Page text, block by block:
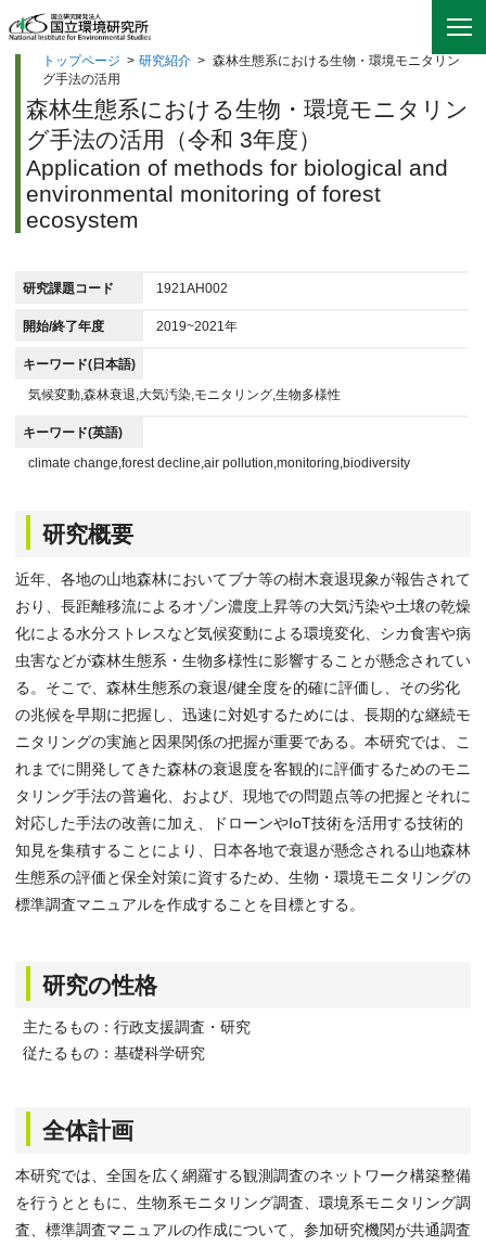
トップページ > 研究紹介 > 森林生態系における生物・環境モニタリン
グ手法の活用
森林生態系における生物・環境モニタリン
グ手法の活用（令和 3年度）
Application of methods for biological and
environmental monitoring of forest
ecosystem
研究課題コード 1921AH002
開始/終了年度 2019~2021年
キーワード(日本語)
気候変動,森林衰退,大気汚染,モニタリング,生物多様性
キーワード(英語)
climate change,forest decline,air pollution,monitoring,biodiversity
研究概要
近年、各地の山地森林においてブナ等の樹木衰退現象が報告されて
おり、長距離移流によるオゾン濃度上昇等の大気汚染や土壌の乾燥
化による水分ストレスなど気候変動による環境変化、シカ食害や病
虫害などが森林生態系・生物多様性に影響することが懸念されてい
る。そこで、森林生態系の衰退/健全度を的確に評価し、その劣化
の兆候を早期に把握し、迅速に対処するためには、長期的な継続モ
ニタリングの実施と因果関係の把握が重要である。本研究では、こ
れまでに開発してきた森林の衰退度を客観的に評価するためのモニ
タリング手法の普遍化、および、現地での問題点等の把握とそれに
対応した手法の改善に加え、ドローンやIoT技術を活用する技術的
知見を集積することにより、日本各地で衰退が懸念される山地森林
生態系の評価と保全対策に資するため、生物・環境モニタリングの
標準調査マニュアルを作成することを目標とする。
研究の性格
主たるもの：行政支援調査・研究
従たるもの：基礎科学研究
全体計画
本研究では、全国を広く網羅する観測調査のネットワーク構築整備
を行うとともに、生物系モニタリング調査、環境系モニタリング調
査、標準調査マニュアルの作成について、参加研究機関が共通調査